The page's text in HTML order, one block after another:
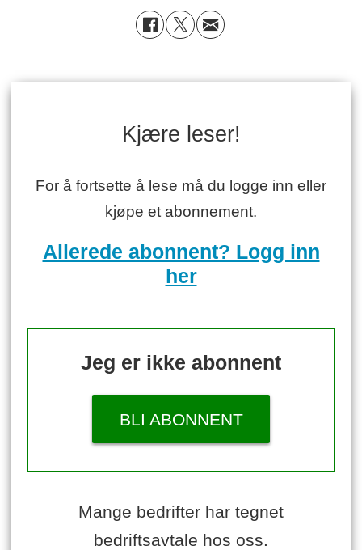
Kjære leser!
For å fortsette å lese må du logge inn eller
kjøpe et abonnement.
Allerede abonnent? Logg inn
her
Jeg er ikke abonnent
BLI ABONNENT
Mange bedrifter har tegnet
bedriftsavtale hos oss.